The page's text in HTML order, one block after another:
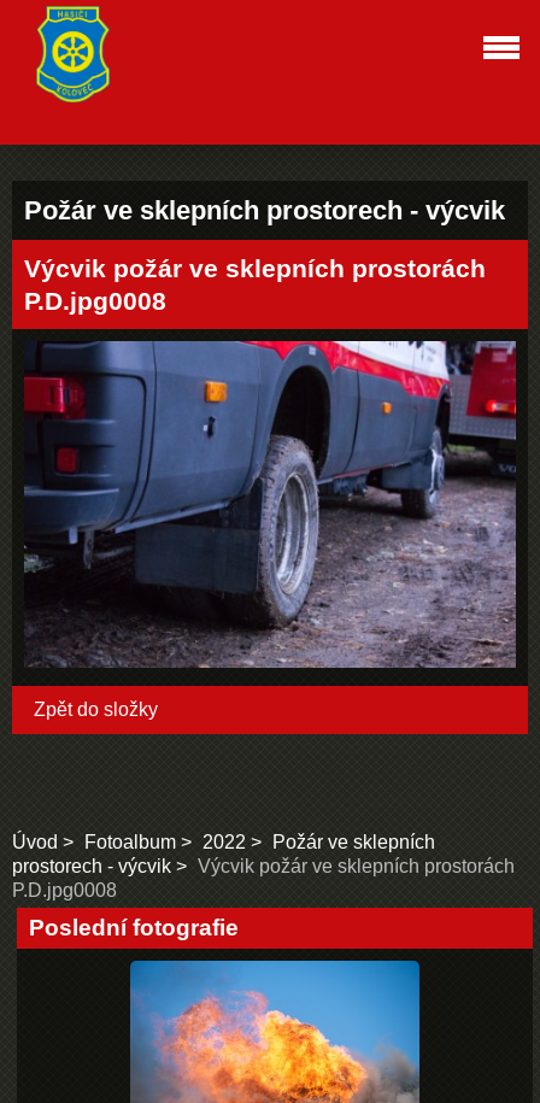
Požár ve sklepních prostorech - výcvik
Výcvik požár ve sklepních prostorách
P.D.jpg0008
Zpět do složky
Úvod Fotoalbum 2022
Požár ve sklepních
prostorech - výcvik
Výcvik požár ve sklepních prostorách
P.D.jpg0008
Poslední fotografie